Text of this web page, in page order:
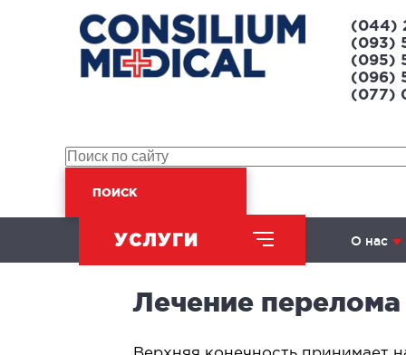
(044)
(093)
(095)
(096)
(077)
ПОИСК
УСЛУГИ О нас
НАПРАВЛЕНИЕ
Лечение перелома